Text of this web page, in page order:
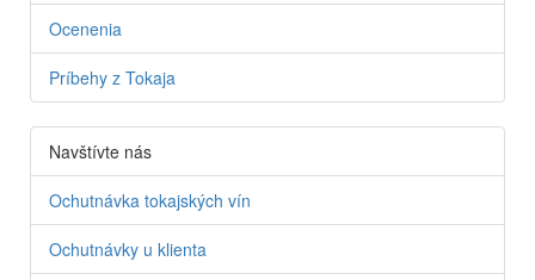
Ocenenia
Príbehy z Tokaja
Navštívte nás
Ochutnávka tokajských vín
Ochutnávky u klienta